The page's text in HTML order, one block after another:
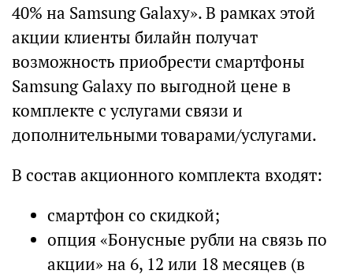
40% на Samsung Galaxy». В рамках этой
акции клиенты билайн получат
возможность приобрести смартфоны
Samsung Galaxy по выгодной цене в
комплекте с услугами связи и
дополнительными товарами/услугами.
В состав акционного комплекта входят:
смартфон со скидкой;
опция «Бонусные рубли на связь по
акции» на 6, 12 или 18 месяцев (в